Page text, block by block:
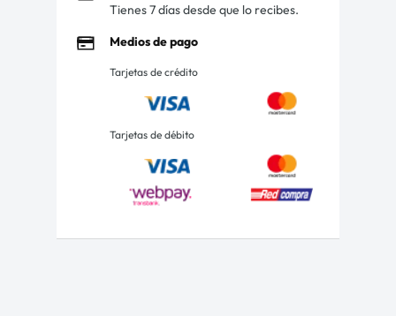
Tienes 7 días desde que lo recibes.
Medios de pago
Tarjetas de crédito
Tarjetas de débito